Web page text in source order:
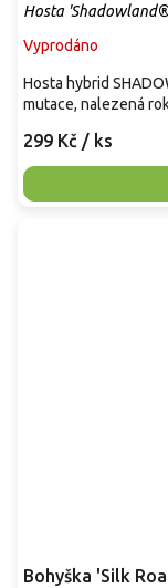
Hosta
Vyprodáno
299 Kč / ks
Hosta hybrid
mutace, nalezená
Bohyška 'Silk